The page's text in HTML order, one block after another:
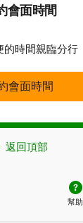
會面時間
的時間親臨分行
會面時間
會面時間
返回頂部
幫助